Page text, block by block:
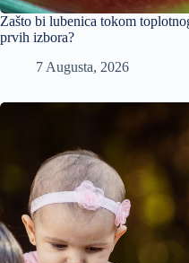
Zašto bi lubenica tokom
prvih izbora?
7 Augusta, 2026